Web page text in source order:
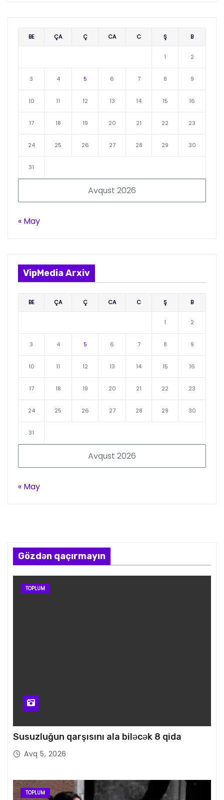
Avqust 2026
BE ÇA Ç CA C Ş B
1 2
3 4 5 6 7 8 9
10 11 12 13 14 15 16
17 18 19 20 21 22 23
24 25 26 27 28 29 30
31
« May
VipMedia Arxiv
Avqust 2026
BE ÇA Ç CA C Ş B
1 2
3 4 5 6 7 8 9
10 11 12 13 14 15 16
17 18 19 20 21 22 23
24 25 26 27 28 29 30
31
« May
Gözdən qaçırmayın
TOPLUM
Susuzluğun qarşısını ala biləcək 8 qida
Avq 5, 2026
TOPLUM